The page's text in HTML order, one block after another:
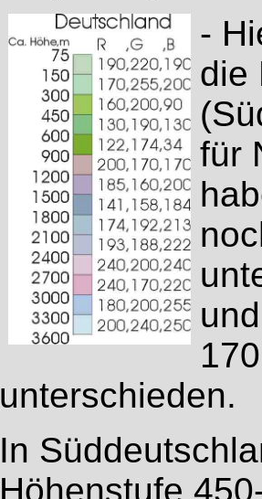
-
die
für
unterschieden.
In
Höhenstufe